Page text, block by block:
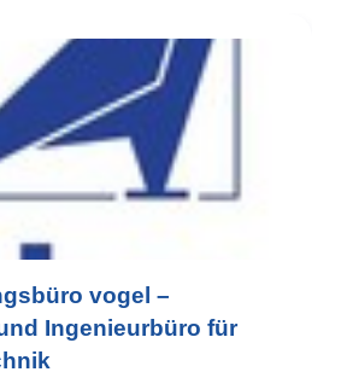
vogel –
Ingenieurbüro für